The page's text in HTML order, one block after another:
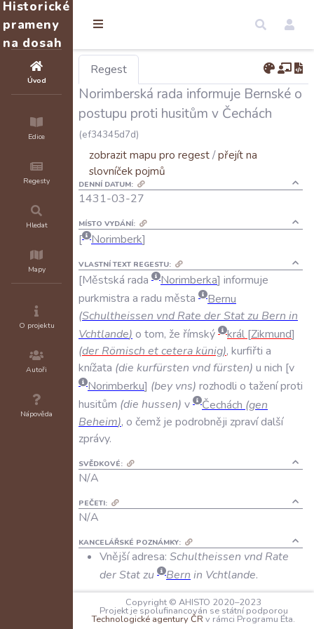
Historické
prameny
na dosah
Úvod
Edice
Regesty
Hledat
Mapy
O projektu
Autoři
Nápověda
Regest
Norimberská rada informuje Bernské o
postupu proti husitům v Čechách
(ef34345d7d)
zobrazit mapu pro regest/přejít na
slovníček pojmů
DENNÍ DATUM:
1431-03-27
MÍSTO VYDÁNÍ:
Norimberk
VLASTNÍ TEXT REGESTU:
Městská rada Norimberka informuje
purkmistra a radu města
Bernu
(Schultheissen vnd Rate derStatzu Bern in
Vchtlande) o tom, že římský král Zikmund
(der Römisch etceterakünig), kurfiřti a
knížata (die kurfürsten vndfürsten) u nich v
Norimberku (bey vns) rozhodli o taženíproti
husitům (die hussen) v Čechách (gen
Beheim), o čemž je podrobněji zpravídalší
zprávy.
SVĚDKOVÉ:
N/A
PEČETI:
N/A
KANCELÁŘSKÉ POZNÁMKY:
Vnější adresa: Schultheissen vnd Rate
der Stat zu
Bern in Vchtlande.
němčina
Copyright © AHISTO 2020–2023
Projekt je spolufinancován se státní podporou
Technologické agentury ČR v rámci Programu Éta.